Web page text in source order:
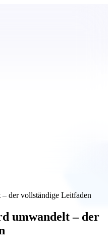
der vollständige Leitfaden
umwandelt – der